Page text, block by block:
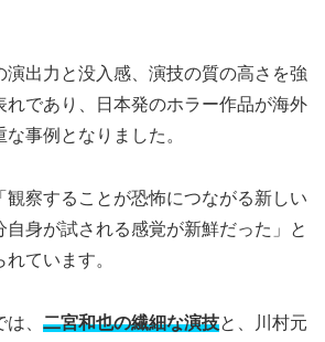
演出力と没入感、演技の質の高さを強
れであり、日本発のホラー作品が海外
事例となりました。
観察することが恐怖につながる新しい
身が試される感覚が新鮮だった」と
ています。
、 二宮和也の繊細な演技と、川村元